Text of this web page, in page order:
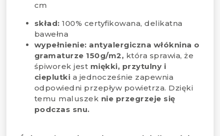
cm
skład: 100% certyfikowana, delikatna
bawełna
wypełnienie: antyalergiczna włóknina o
gramaturze 150g/m2, która sprawia, że
śpiworek jest miękki, przytulny i
cieplutki a jednocześnie zapewnia
odpowiedni przepływ powietrza. Dzięki
temu maluszek nie przegrzeje się
podczas snu.